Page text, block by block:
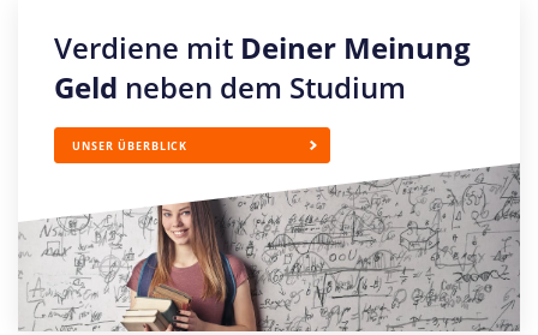
Verdiene mit Deiner Meinung
Geld neben dem Studium
UNSER ÜBERBLICK